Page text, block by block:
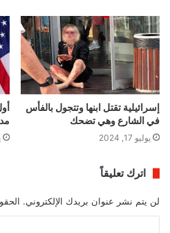
إسرائيلية تقتل ابنها وتتجول بالفأس
في الشارع وهي تضحك
يوليو 17, 2024
اترك تعليقاً
لن يتم نشر عنوان بريدك الإلكتروني.